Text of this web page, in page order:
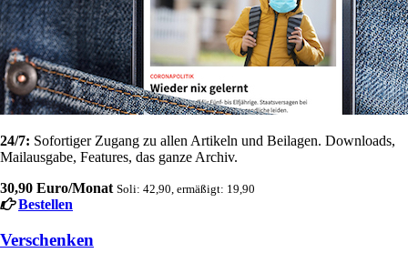
24/7: Sofortiger Zugang zu allen Artikeln und Beilagen. Downloads,
Mailausgabe, Features, das ganze Archiv.
30,90 Euro/Monat Soli: 42,90, ermäßigt: 19,90
Bestellen
Verschenken